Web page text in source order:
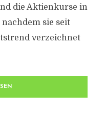
die Aktienkurse in
sie seit
verzeichnet